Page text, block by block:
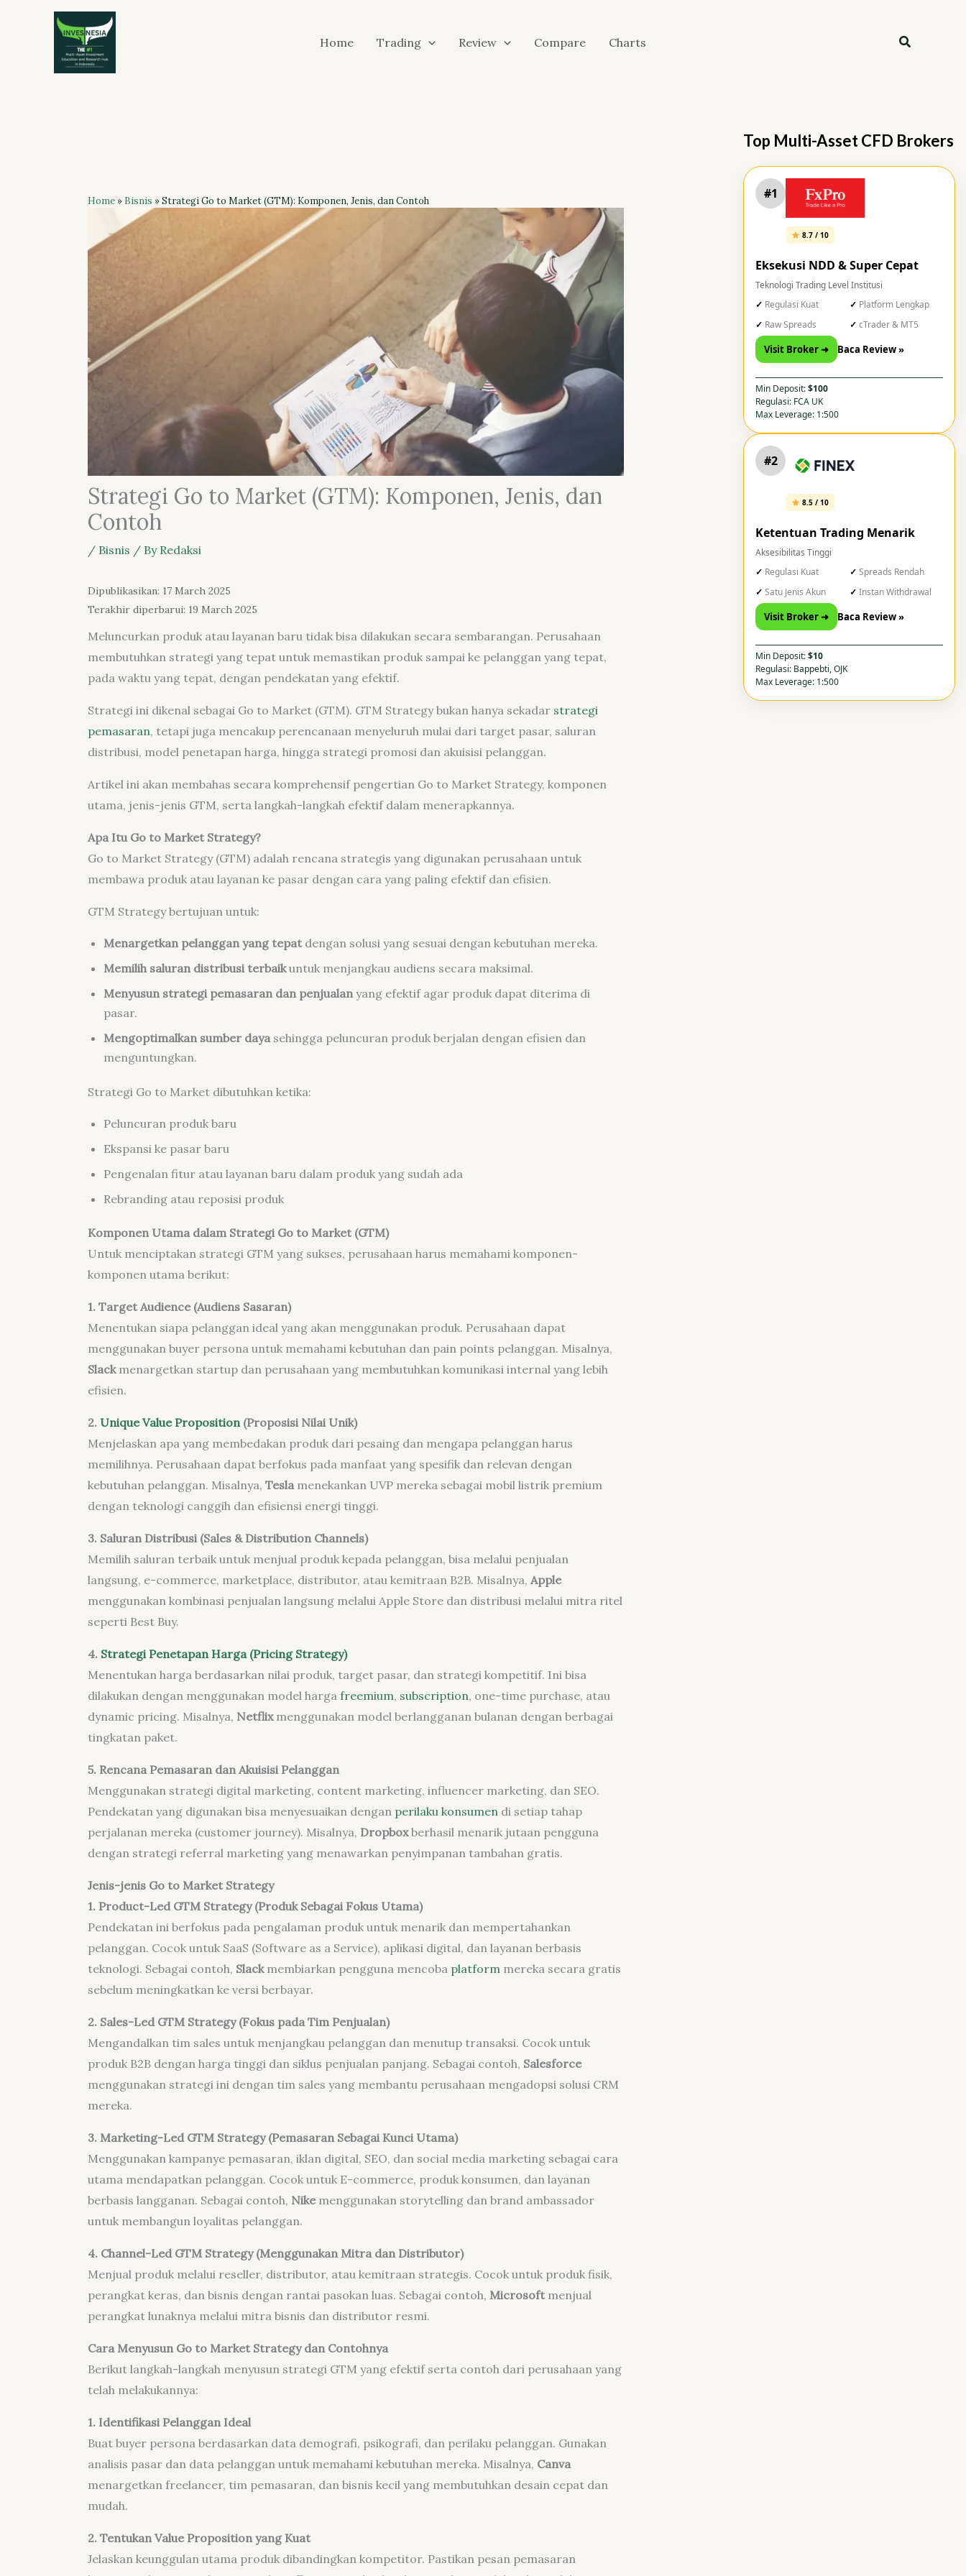
Home Trading Review Compare Charts Search
Home» Bisnis »Strategi Go to Market (GTM): Komponen, Jenis, dan Contoh
Strategi Go to Market (GTM): Komponen, Jenis, dan
Contoh
/ Bisnis / By Redaksi
Dipublikasikan: 17 March 2025
Terakhir diperbarui: 19 March 2025
Meluncurkan produk atau layanan baru tidak bisa dilakukan secara sembarangan. Perusahaan
membutuhkan strategi yang tepat untuk memastikan produk sampai ke pelanggan yang tepat,
pada waktu yang tepat, dengan pendekatan yang efektif.
Strategi ini dikenal sebagai Go to Market (GTM). GTM Strategy bukan hanya sekadar strategi
pemasaran, tetapi juga mencakup perencanaan menyeluruh mulai dari target pasar, saluran
distribusi, model penetapan harga, hingga strategi promosi dan akuisisi pelanggan.
Artikel ini akan membahas secara komprehensif pengertian Go to Market Strategy, komponen
utama, jenis-jenis GTM, serta langkah-langkah efektif dalam menerapkannya.
Apa Itu Go to Market Strategy?
Go to Market Strategy (GTM) adalah rencana strategis yang digunakan perusahaan untuk
membawa produk atau layanan ke pasar dengan cara yang paling efektif dan efisien.
GTM Strategy bertujuan untuk:
Menargetkan pelanggan yang tepatdengan solusi yang sesuai dengan kebutuhan mereka.
Memilih saluran distribusi terbaikuntuk menjangkau audiens secara maksimal.
Menyusun strategi pemasaran dan penjualanyang efektif agar produk dapat diterima di
pasar.
Mengoptimalkan sumber dayasehingga peluncuran produk berjalan dengan efisien dan
menguntungkan.
Strategi Go to Market dibutuhkan ketika:
Peluncuran produk baru
Ekspansi ke pasar baru
Pengenalan fitur atau layanan baru dalam produk yang sudah ada
Rebranding atau reposisi produk
Komponen Utama dalam Strategi Go to Market (GTM)
Untuk menciptakan strategi GTM yang sukses, perusahaan harus memahami komponen-
komponen utama berikut:
1. Target Audience (Audiens Sasaran)
Menentukan siapa pelanggan ideal yang akan menggunakan produk. Perusahaan dapat
menggunakan buyer persona untuk memahami kebutuhan dan pain points pelanggan. Misalnya,
Slackmenargetkan startup dan perusahaan yang membutuhkan komunikasi internal yang lebih
efisien.
2. Unique Value Proposition(Proposisi Nilai Unik)
Menjelaskan apa yang membedakan produk dari pesaing dan mengapa pelanggan harus
memilihnya. Perusahaan dapat berfokus pada manfaat yang spesifik dan relevan dengan
kebutuhan pelanggan. Misalnya, Teslamenekankan UVP mereka sebagai mobil listrik premium
dengan teknologi canggih dan efisiensi energi tinggi.
3. Saluran Distribusi (Sales & Distribution Channels)
Memilih saluran terbaik untuk menjual produk kepada pelanggan, bisa melalui penjualan
langsung, e-commerce, marketplace, distributor, atau kemitraan B2B. Misalnya, Apple
menggunakan kombinasi penjualan langsung melalui Apple Store dan distribusi melalui mitra ritel
seperti Best Buy.
4. Strategi Penetapan Harga (Pricing Strategy)
Menentukan harga berdasarkan nilai produk, target pasar, dan strategi kompetitif. Ini bisa
dilakukan dengan menggunakan model harga freemium, subscription, one-time purchase, atau
dynamic pricing. Misalnya, Netflixmenggunakan model berlangganan bulanan dengan berbagai
tingkatan paket.
5. Rencana Pemasaran dan Akuisisi Pelanggan
Menggunakan strategi digital marketing, content marketing, influencer marketing, dan SEO.
Pendekatan yang digunakan bisa menyesuaikan dengan perilaku konsumen di setiap tahap
perjalanan mereka (customer journey). Misalnya, Dropboxberhasil menarik jutaan pengguna
dengan strategi referral marketing yang menawarkan penyimpanan tambahan gratis.
Jenis-jenis Go to Market Strategy
1. Product-Led GTM Strategy (Produk Sebagai Fokus Utama)
Pendekatan ini berfokus pada pengalaman produk untuk menarik dan mempertahankan
pelanggan. Cocok untuk SaaS (Software as a Service), aplikasi digital, dan layanan berbasis
teknologi. Sebagai contoh, Slackmembiarkan pengguna mencoba platform mereka secara gratis
sebelum meningkatkan ke versi berbayar.
2. Sales-Led GTM Strategy (Fokus pada Tim Penjualan)
Mengandalkan tim sales untuk menjangkau pelanggan dan menutup transaksi. Cocok untuk
produk B2B dengan harga tinggi dan siklus penjualan panjang. Sebagai contoh, Salesforce
menggunakan strategi ini dengan tim sales yang membantu perusahaan mengadopsi solusi CRM
mereka.
3. Marketing-Led GTM Strategy (Pemasaran Sebagai Kunci Utama)
Menggunakan kampanye pemasaran, iklan digital, SEO, dan social media marketing sebagai cara
utama mendapatkan pelanggan. Cocok untuk E-commerce, produk konsumen, dan layanan
berbasis langganan. Sebagai contoh, Nikemenggunakan storytelling dan brand ambassador
untuk membangun loyalitas pelanggan.
4. Channel-Led GTM Strategy (Menggunakan Mitra dan Distributor)
Menjual produk melalui reseller, distributor, atau kemitraan strategis. Cocok untuk produk fisik,
perangkat keras, dan bisnis dengan rantai pasokan luas. Sebagai contoh, Microsoftmenjual
perangkat lunaknya melalui mitra bisnis dan distributor resmi.
Cara Menyusun Go to Market Strategy dan Contohnya
Berikut langkah-langkah menyusun strategi GTM yang efektif serta contoh dari perusahaan yang
telah melakukannya:
1. Identifikasi Pelanggan Ideal
Buat buyer persona berdasarkan data demografi, psikografi, dan perilaku pelanggan. Gunakan
analisis pasar dan data pelanggan untuk memahami kebutuhan mereka. Misalnya, Canva
menargetkan freelancer, tim pemasaran, dan bisnis kecil yang membutuhkan desain cepat dan
mudah.
2. Tentukan Value Proposition yang Kuat
Jelaskan keunggulan utama produk dibandingkan kompetitor. Pastikan pesan pemasaran
Top Multi-Asset CFD Brokers
#1
8.7 / 10
Eksekusi NDD & Super Cepat
Teknologi Trading Level Institusi
Regulasi Kuat
Platform Lengkap
Raw Spreads
cTrader & MT5
Visit Broker ➜ Baca Review »
Min Deposit:$100
Regulasi: FCA UK
Max Leverage: 1:500
#2
8.5 / 10
Ketentuan Trading Menarik
Aksesibilitas Tinggi
Regulasi Kuat
Spreads Rendah
Satu Jenis Akun
Instan Withdrawal
Visit Broker ➜ Baca Review »
Min Deposit:$10
Regulasi: Bappebti, OJK
Max Leverage: 1:500